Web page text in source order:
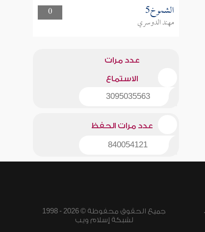
0
الشموخ5
مهند الدوسري
عدد مرات
الاستماع
3095035563
عدد مرات الحفظ
840054121
جميع الحقوق محفوظة © 2026 - 1998
لشبكة إسلام ويب